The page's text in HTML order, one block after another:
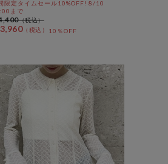
限定タイムセール10%OFF! 8/10
まで
10％OFF